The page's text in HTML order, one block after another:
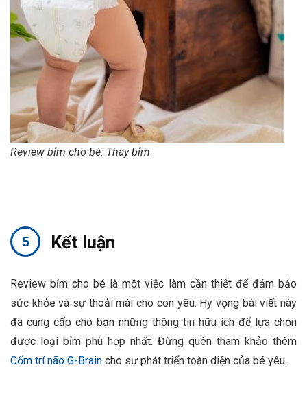
Review bỉm cho bé: Thay bỉm
Kết luận
Review bỉm cho bé là một việc làm cần thiết để đảm bảo
sức khỏe và sự thoải mái cho con yêu. Hy vọng bài viết này
đã cung cấp cho bạn những thông tin hữu ích để lựa chọn
được loại bỉm phù hợp nhất. Đừng quên tham khảo thêm
Cốm trí não G-Brain cho sự phát triển toàn diện của bé yêu.